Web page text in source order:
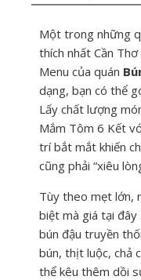
Một trong những
thích nhất Cần
Menu của quán
dạng, bạn có thể
Lấy chất lượng
Mắm Tôm 6 Kết
trí bắt mắt khiến
cũng phải “xiêu
Tùy theo mẹt lớn,
biệt mà giá tại đây
bún đậu truyền
bún, thịt luộc, chả
thể kêu thêm dồi